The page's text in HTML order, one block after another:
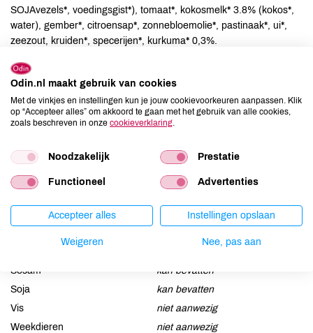
SOJAvezels*, voedingsgist*), tomaat*, kokosmelk* 3.8% (kokos*,
water), gember*, citroensap*, zonnebloemolie*, pastinaak*, ui*,
zeezout, kruiden*, specerijen*, kurkuma* 0,3%.
Allergenen
Aardnoten
niet aanwezig
Ei
kan bevatten
Lactose
kan bevatten
Lupine
kan bevatten
kan bevatten
Schaaldieren
niet aanwezig
Sesam
kan bevatten
Soja
kan bevatten
Vis
niet aanwezig
Weekdieren
niet aanwezig
Odin.nl maakt gebruik van cookies
Met de vinkjes en instellingen kun je jouw cookievoorkeuren aanpassen. Klik
op “Accepteer alles” om akkoord te gaan met het gebruik van alle cookies,
zoals beschreven in onze cookieverklaring
Noodzakelijk Prestatie
Functioneel Advertenties
Accepteer alles Instellingen opslaan
Weigeren Nee, pas aan